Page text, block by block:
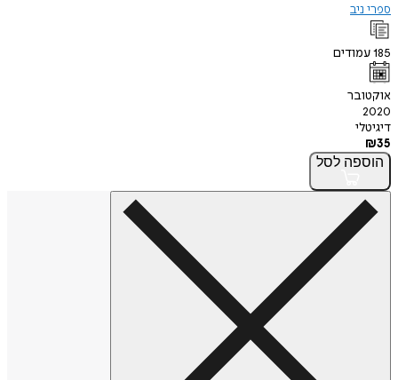
ספרי ניב
185עמודים
אוקטובר
2020
דיגיטלי
₪35
הוספה לסל